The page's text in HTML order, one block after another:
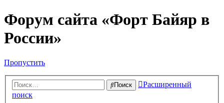
Форум сайта «Форт Байяр в
России»
Пропустить
Поиск
Расширенный
поиск